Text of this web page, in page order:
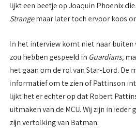
lijkt een beetje op Joaquin Phoenix
Strangemaar later toch ervoor koos
In het interview komt niet naar
zou hebben gespeeld in Guardians,
het gaan om de rol van Star-Lord. De
informatief om te zien of Pattinson
lijkt het er echter op dat Robert
uitmaken van de MCU. Wij zijn in ieder
zijn vertolking van Batman.